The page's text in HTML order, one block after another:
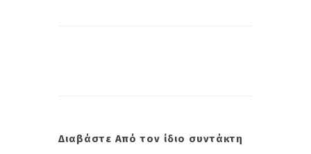
Διαβάστε Από τον ίδιο συντάκτη